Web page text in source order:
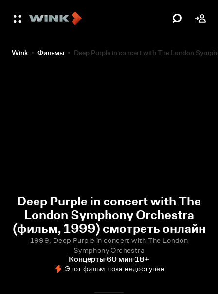
Wink Фильмы Deep Purple in concert with The London
Deep Purple in concert with The
London Symphony Orchestra
(фильм, 1999) смотреть онлайн
1999, Deep Purple in concert with The London
Symphony Orchestra
Концерты 60 мин 18+
Этот фильм пока недоступен